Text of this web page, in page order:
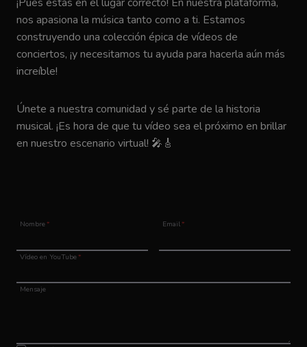
nos apasiona la música tanto como a ti. Estamos
construyendo una colección épica de vídeos de
conciertos, ¡y necesitamos tu ayuda para hacerla aún más
increíble!
Únete a nuestra comunidad y sé parte de la historia
musical. ¡Es hora de que tu vídeo sea el próximo en brillar
en nuestro escenario virtual! 🎤🎸
Nombre* Email*
Vídeo en YouTube*
Mensaje